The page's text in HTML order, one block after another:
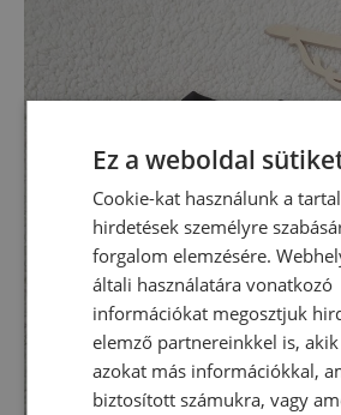
Ez a weboldal
Cookie-kat használunk a
hirdetések személyre
forgalom elemzésére.
általi használatára vonatkozó
információkat megosztjuk
elemző partnereinkkel is,
azokat más információkkal,
biztosított számukra, vagy